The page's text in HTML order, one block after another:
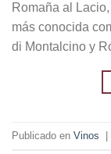
Romaña al
más conocida
di Montalcino y
Publicado en Vinos |